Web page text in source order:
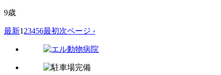
9歳
最新1 23456最初次ページ ›